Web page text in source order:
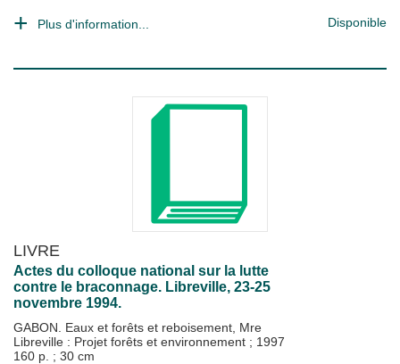
Plus d'information... Disponible
LIVRE
Actes du colloque national sur la lutte
contre le braconnage. Libreville, 23-25
novembre 1994.
GABON. Eaux et forêts et reboisement, Mre
Libreville : Projet forêts et environnement ; 1997
160 p. ; 30 cm